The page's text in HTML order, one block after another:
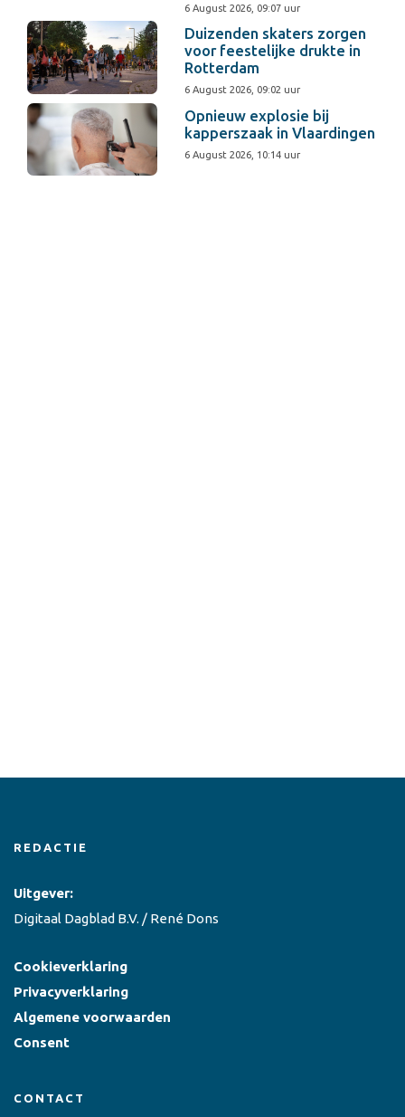
6 August 2026, 09:07 uur
Duizenden skaters zorgen
voor feestelijke drukte in
Rotterdam
6 August 2026, 09:02 uur
Opnieuw explosie bij
kapperszaak in Vlaardingen
6 August 2026, 10:14 uur
REDACTIE
Uitgever:
Digitaal Dagblad B.V. / René Dons
Cookieverklaring
Privacyverklaring
Algemene voorwaarden
Consent
CONTACT